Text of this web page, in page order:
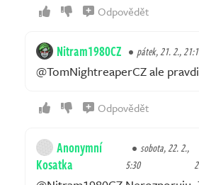
Odpovědět
Nitram1980CZ pátek, 21. 2.,
@TomNightreaperCZ ale
Odpovědět
Anonymní
Kosatka
sobota, 22. 2.,
5:30